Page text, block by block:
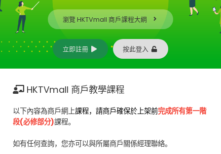
瀏覽 HKTVmall 商戶課程大綱
立即註冊 按此登入
HKTVmall 商戶教學課程
以下內容為商戶網上課程，請商戶確保於上架前完成所有第一階
段(必修部分)課程。
如有任何查詢，您亦可以與所屬商戶關係經理聯絡。